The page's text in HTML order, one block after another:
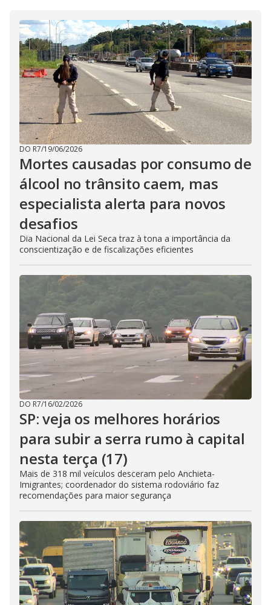
DO R7/19/06/2026
Mortes causadas por consumo de
álcool no trânsito caem, mas
especialista alerta para novos
desafios
Dia Nacional da Lei Seca traz à tona a importância da
conscientização e de fiscalizações eficientes
DO R7/16/02/2026
SP: veja os melhores horários
para subir a serra rumo à capital
nesta terça (17)
Mais de 318 mil veículos desceram pelo Anchieta-
Imigrantes; coordenador do sistema rodoviário faz
recomendações para maior segurança